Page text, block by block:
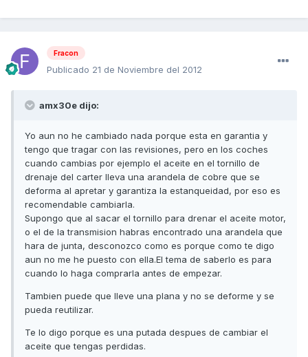
Fracon
Publicado 21 de Noviembre del 2012
amx30e dijo:
Yo aun no he cambiado nada porque esta en garantia y
tengo que tragar con las revisiones, pero en los coches
cuando cambias por ejemplo el aceite en el tornillo de
drenaje del carter lleva una arandela de cobre que se
deforma al apretar y garantiza la estanqueidad, por eso es
recomendable cambiarla.
Supongo que al sacar el tornillo para drenar el aceite motor,
o el de la transmision habras encontrado una arandela que
hara de junta, desconozco como es porque como te digo
aun no me he puesto con ella.El tema de saberlo es para
cuando lo haga comprarla antes de empezar.
Tambien puede que lleve una plana y no se deforme y se
pueda reutilizar.
Te lo digo porque es una putada despues de cambiar el
aceite que tengas perdidas.